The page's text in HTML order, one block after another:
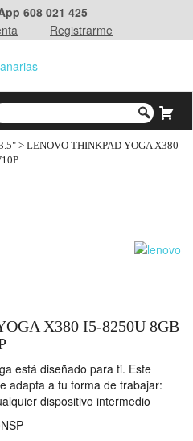
608 021 425
Registrarme
> LENOVO THINKPAD YOGA X380
X380 I5-8250U 8GB
está diseñado para ti. Este
adapta a tu forma de trabajar:
dispositivo intermedio